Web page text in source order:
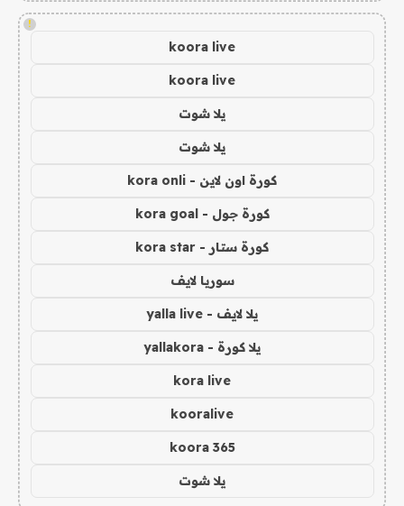
!
koora live
koora live
يلا شوت
يلا شوت
كورة اون لاين - kora onli
كورة جول - kora goal
كورة ستار - kora star
سوريا لايف
يلا لايف - yalla live
يلا كورة - yallakora
kora live
kooralive
koora 365
يلا شوت